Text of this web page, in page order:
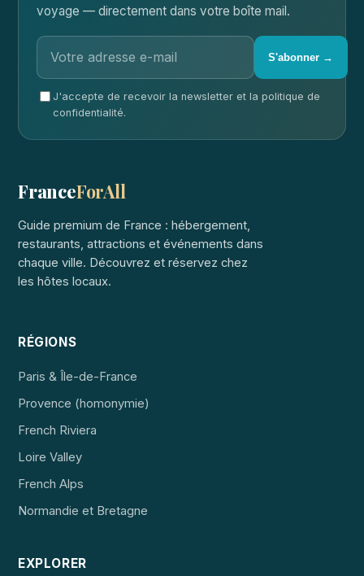
voyage — directement dans votre boîte mail.
S'abonner →
J'accepte de recevoir la newsletter et la politique de
confidentialité.
FranceForAll
Guide premium de France : hébergement,
restaurants, attractions et événements dans
chaque ville. Découvrez et réservez chez
les hôtes locaux.
RÉGIONS
Paris & Île-de-France
Provence (homonymie)
French Riviera
Loire Valley
French Alps
Normandie et Bretagne
EXPLORER